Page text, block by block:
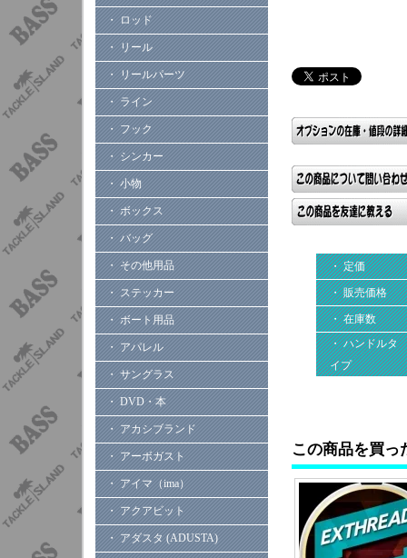
・ ロッド
・ リール
・ リールパーツ
・ ライン
・ フック
・ シンカー
・ 小物
・ ボックス
・ バッグ
・ その他用品
・ ステッカー
・ ボート用品
・ アパレル
・ サングラス
・ DVD・本
・ アカシブランド
・ アーボガスト
・ アイマ（ima）
・ アクアビット
・ アダスタ (ADUSTA)
・ 定価
・ 販売価格
・ 在庫数
・ ハンドルタ
イプ
この商品を買っ